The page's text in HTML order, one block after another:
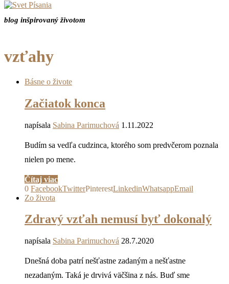
blog inšpirovaný životom
vzťahy
Básne o živote
Začiatok konca
napísala Sabina Parimuchová 1.11.2022
Budím sa vedľa cudzinca, ktorého som predvčerom poznala
nielen po mene.
Čítaj viac
0 FacebookTwitterPinterestLinkedinWhatsappEmail
Zo života
Zdravý vzťah nemusí byť dokonalý
napísala Sabina Parimuchová 28.7.2020
Dnešná doba patrí nešťastne zadaným a nešťastne
nezadaným. Taká je drvivá väčšina z nás. Buď sme